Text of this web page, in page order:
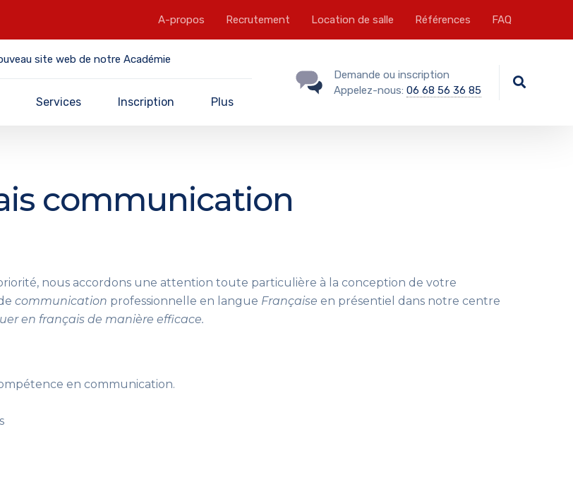
A-propos Recrutement Location de salle Références FAQ
site web de notre Académie
Services Inscription Plus
Demande ou inscription
Appelez-nous: 06 68 56 36 85
communication
nous accordons une attention toute particulière à la conception de votre
communication professionnelle en langue Française en présentiel dans notre centre
en français de manière efficace.
en communication.